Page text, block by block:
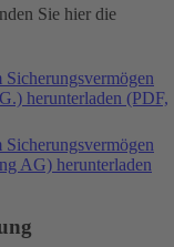
Sie hier die
herunterladen (PDF,
AG) herunterladen